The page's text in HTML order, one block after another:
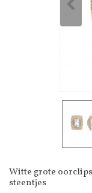
Witte grote
steentjes